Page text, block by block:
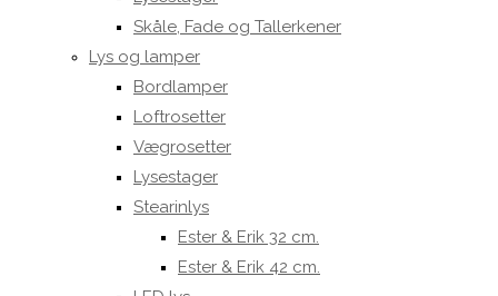
Skåle, Fade og Tallerkener
Lys og lamper
Bordlamper
Loftrosetter
Vægrosetter
Lysestager
Stearinlys
Ester & Erik 32 cm.
Ester & Erik 42 cm.